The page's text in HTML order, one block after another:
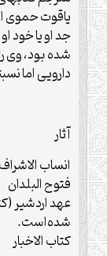
یاقوت حموی
جد او یا خود
شده بود، وی
دارویی اما
آثار
انساب الاشراف
فتوح البلدان
عهد اردشیر
شده‌است.
کتاب الاخبار